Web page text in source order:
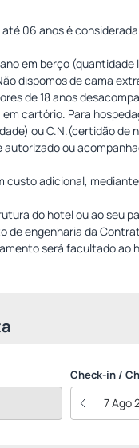
até 06 anos é
em berço
dispomos de cama
de 18 anos
cartório. Para
ou C.N.(certidão
ou
adicional,
do hotel ou ao seu
de engenharia da
será facultado ao
Check-in /
7 Ago